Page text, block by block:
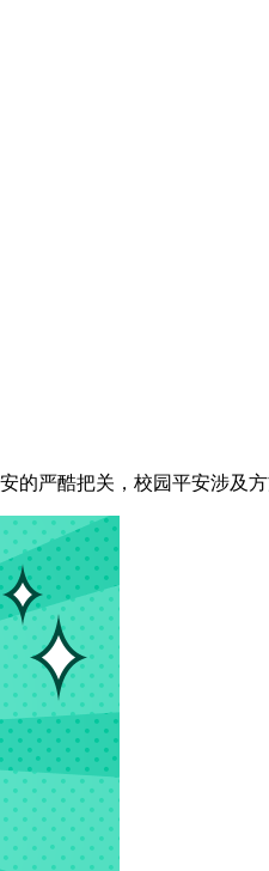
严酷把关，校园平安涉及方